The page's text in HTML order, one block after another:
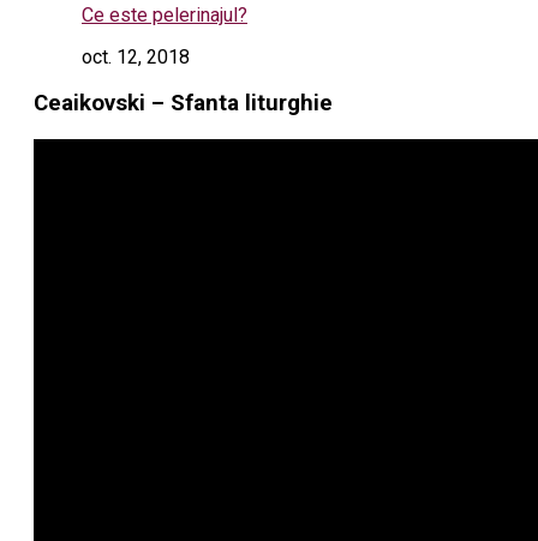
Ce este pelerinajul?
oct. 12, 2018
Ceaikovski – Sfanta liturghie